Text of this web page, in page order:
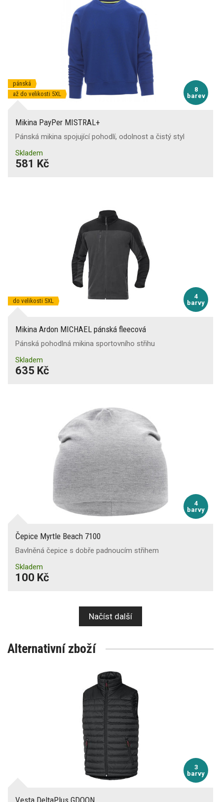
8
barev
pánská
až do velikosti 5XL
Mikina PayPer MISTRAL+
Pánská mikina spojující pohodlí, odolnost a čistý styl
Skladem
581 Kč
4
barvy
do velikosti 5XL
Mikina Ardon MICHAEL pánská fleecová
Pánská pohodlná mikina sportovního střihu
Skladem
635 Kč
4
barvy
Čepice Myrtle Beach 7100
Bavlněná čepice s dobře padnoucím střihem
Skladem
100 Kč
Načíst další
Alternativní zboží
3
barvy
Vesta DeltaPlus GDOON